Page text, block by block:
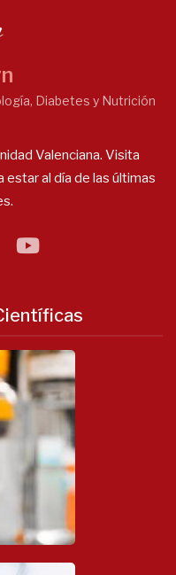
Diabetes y Nutrición
Valenciana. Visita
al día de las últimas
flickr